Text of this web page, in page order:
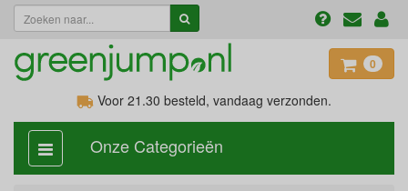
0
Voor 21.30 besteld, vandaag verzonden.
categorie
aan,
Onze Categorieën